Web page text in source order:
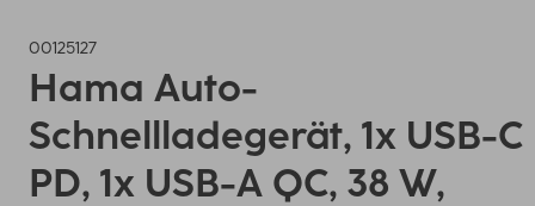
00125127
Hama Auto-
Schnellladegerät, 1x USB-C
PD, 1x USB-A QC, 38 W,